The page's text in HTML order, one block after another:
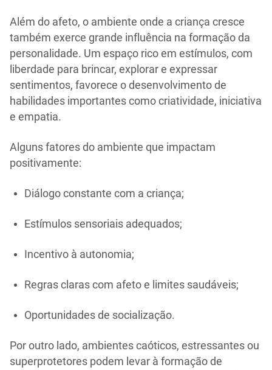
Além do afeto, o ambiente onde a criança cresce
também exerce grande influência na formação da
personalidade. Um espaço rico em estímulos, com
liberdade para brincar, explorar e expressar
sentimentos, favorece o desenvolvimento de
habilidades importantes como criatividade, iniciativa
e empatia.
Alguns fatores do ambiente que impactam
positivamente:
Diálogo constante com a criança;
Estímulos sensoriais adequados;
Incentivo à autonomia;
Regras claras com afeto e limites saudáveis;
Oportunidades de socialização.
Por outro lado, ambientes caóticos, estressantes ou
superprotetores podem levar à formação de